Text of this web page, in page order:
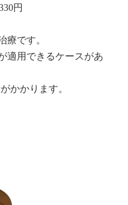
円
療です。
適用できるケースがあ
かかります。